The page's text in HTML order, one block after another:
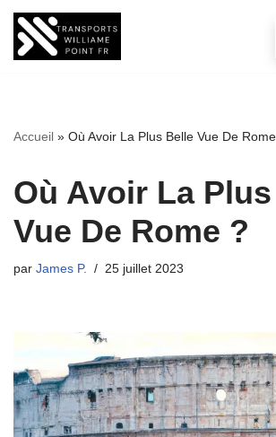
Aller
Accueil » Où Avoir La Plus Belle Vue De
Où Avoir La
Vue De Rome ?
par James P. 25 juillet 2023